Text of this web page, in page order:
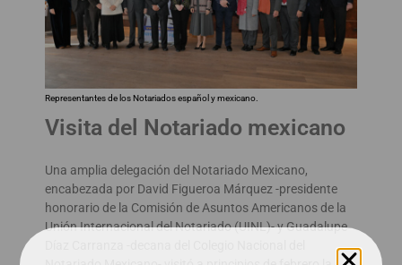
Representantes de los Notariados español y mexicano.
Visita del Notariado mexicano
Una amplia delegación del Notariado Mexicano,
encabezada por David Figueroa Márquez -presidente
honorario de la Comisión de Asuntos Americanos de la
Unión Internacional del Notariado (UINL)- y Guadalupe